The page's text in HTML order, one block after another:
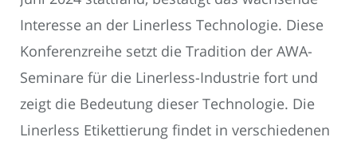
Interesse an der Linerless Technologie. Diese
Konferenzreihe setzt die Tradition der AWA-
Seminare für die Linerless-Industrie fort und
zeigt die Bedeutung dieser Technologie. Die
Linerless Etikettierung findet in verschiedenen